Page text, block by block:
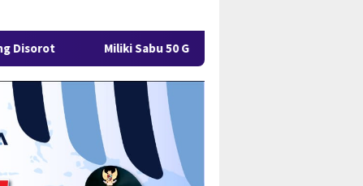
Miliki Sabu 50 Gram, IRT di Pangkalpinang Ditangkap